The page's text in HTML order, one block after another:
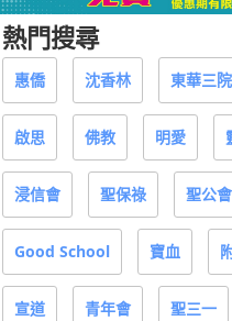
熱門搜尋
惠僑 沈香林 東華三院
啟思 佛教 明愛
浸信會 聖保祿 聖公會
Good School 寶血
宣道 青年會 聖三一